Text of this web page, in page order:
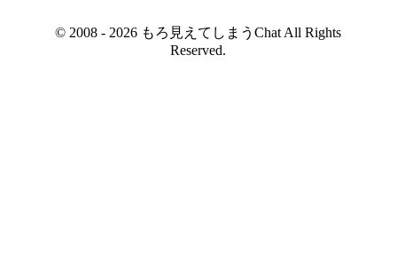
© 2008 - 2026 もろ見えてしまうChat All Rights
Reserved.